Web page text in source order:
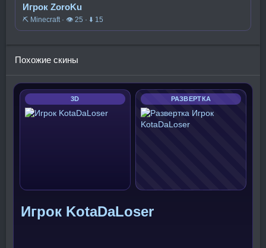
Игрок ZoroKu
⛏️ Minecraft · 👁 25 · ⬇ 15
Похожие скины
3D РАЗВЕРТКА
Игрок KotaDaLoser